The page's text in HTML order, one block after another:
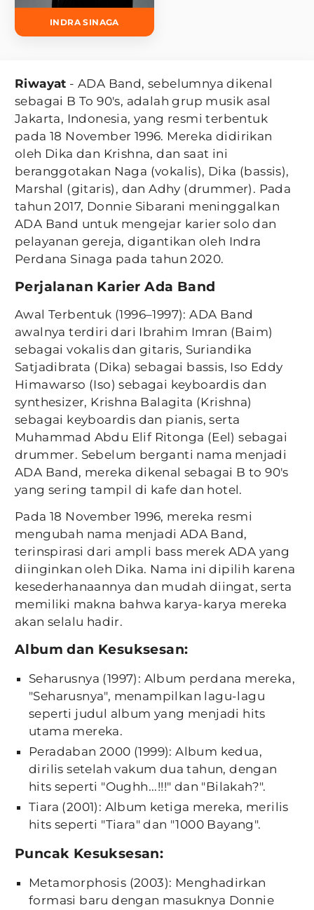
INDRA SINAGA
Riwayat - ADA Band, sebelumnya dikenal
sebagai B To 90's, adalah grup musik asal
Jakarta, Indonesia, yang resmi terbentuk
pada 18 November 1996. Mereka didirikan
oleh Dika dan Krishna, dan saat ini
beranggotakan Naga (vokalis), Dika (bassis),
Marshal (gitaris), dan Adhy (drummer). Pada
tahun 2017, Donnie Sibarani meninggalkan
ADA Band untuk mengejar karier solo dan
pelayanan gereja, digantikan oleh Indra
Perdana Sinaga pada tahun 2020.
Perjalanan Karier Ada Band
Awal Terbentuk (1996–1997): ADA Band
awalnya terdiri dari Ibrahim Imran (Baim)
sebagai vokalis dan gitaris, Suriandika
Satjadibrata (Dika) sebagai bassis, Iso Eddy
Himawarso (Iso) sebagai keyboardis dan
synthesizer, Krishna Balagita (Krishna)
sebagai keyboardis dan pianis, serta
Muhammad Abdu Elif Ritonga (Eel) sebagai
drummer. Sebelum berganti nama menjadi
ADA Band, mereka dikenal sebagai B to 90's
yang sering tampil di kafe dan hotel.
Pada 18 November 1996, mereka resmi
mengubah nama menjadi ADA Band,
terinspirasi dari ampli bass merek ADA yang
diinginkan oleh Dika. Nama ini dipilih karena
kesederhanaannya dan mudah diingat, serta
memiliki makna bahwa karya-karya mereka
akan selalu hadir.
Album dan Kesuksesan:
Seharusnya (1997): Album perdana mereka,
"Seharusnya", menampilkan lagu-lagu
seperti judul album yang menjadi hits
utama mereka.
Peradaban 2000 (1999): Album kedua,
dirilis setelah vakum dua tahun, dengan
hits seperti "Oughh...!!!" dan "Bilakah?".
Tiara (2001): Album ketiga mereka, merilis
hits seperti "Tiara" dan "1000 Bayang".
Puncak Kesuksesan:
Metamorphosis (2003): Menghadirkan
formasi baru dengan masuknya Donnie